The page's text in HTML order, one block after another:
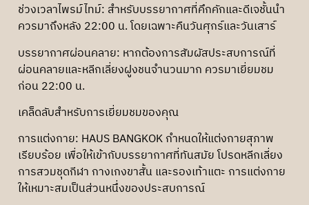
ช่วงเวลาไพรม์ไทม์: สำหรับบรรยากาศที่คึกคักและดีเจชั้นนำ
ควรมาถึงหลัง 22:00 น. โดยเฉพาะคืนวันศุกร์และวันเสาร์
บรรยากาศผ่อนคลาย: หากต้องการสัมผัสประสบการณ์ที่
ผ่อนคลายและหลีกเลี่ยงฝูงชนจำนวนมาก ควรมาเยี่ยมชม
ก่อน 22:00 น.
เคล็ดลับสำหรับการเยี่ยมชมของคุณ
การแต่งกาย: HAUS BANGKOK กำหนดให้แต่งกายสุภาพ
เรียบร้อย เพื่อให้เข้ากับบรรยากาศที่ทันสมัย ​​โปรดหลีกเลี่ยง
การสวมชุดกีฬา กางเกงขาสั้น และรองเท้าแตะ การแต่งกาย
ให้เหมาะสมเป็นส่วนหนึ่งของประสบการณ์